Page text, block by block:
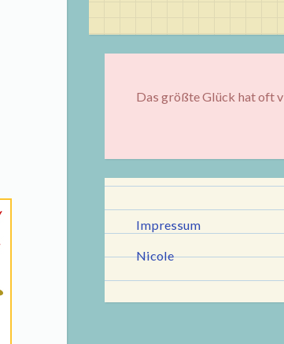
Das größte Glück hat oft
Impressum
Nicole